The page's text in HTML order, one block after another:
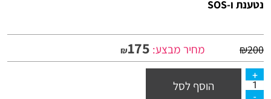
נטענת ו-SOS
₪200 מחיר מבצע: ₪175
הוסף לסל